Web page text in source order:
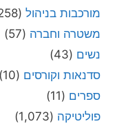
מורכבות בניהול (1,258)
משטרה וחברה (57)
נשים (43)
סדנאות וקורסים (10)
ספרים (11)
פוליטיקה (1,073)